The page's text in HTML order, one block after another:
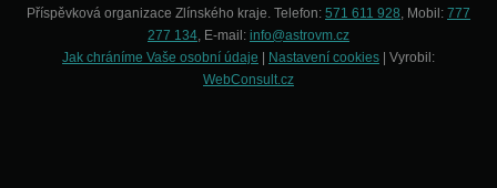
Příspěvková organizace Zlínského kraje. Telefon: 571 611 928, Mobil: 777
277 134, E-mail: info@astrovm.cz
Jak chráníme Vaše osobní údaje | Nastavení cookies | Vyrobil:
WebConsult.cz